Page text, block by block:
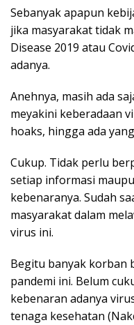
Sebanyak apapun
jika masyarakat tidak
Disease 2019 atau
adanya.
Anehnya, masih ada
meyakini keberadaan
hoaks, hingga ada
Cukup. Tidak perlu
setiap informasi
kebenaranya. Sudah
masyarakat dalam
virus ini.
Begitu banyak korban
pandemi ini. Belum
kebenaran adanya
tenaga kesehatan